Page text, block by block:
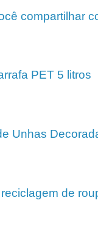
compartilhar
PET 5 litros
Unhas
de